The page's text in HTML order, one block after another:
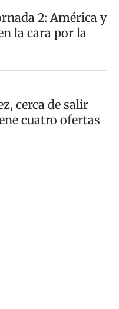
2: América y
la cara por la
cerca de salir
cuatro ofertas